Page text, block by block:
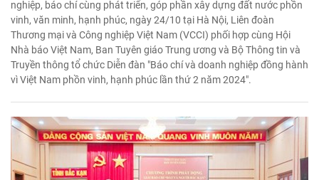
nghiệp, báo chí cùng phát triển, góp phần xây dựng đất nước phồn
vinh, văn minh, hạnh phúc, ngày 24/10 tại Hà Nội, Liên đoàn
Thương mại và Công nghiệp Việt Nam (VCCI) phối hợp cùng Hội
Nhà báo Việt Nam, Ban Tuyên giáo Trung ương và Bộ Thông tin và
Truyền thông tổ chức Diễn đàn "Báo chí và doanh nghiệp đồng hành
vì Việt Nam phồn vinh, hạnh phúc lần thứ 2 năm 2024".